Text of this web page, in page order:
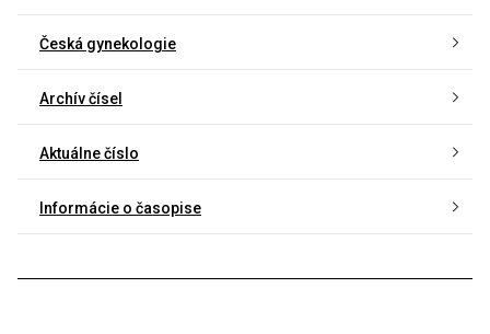
Česká gynekologie
Archív čísel
Aktuálne číslo
Informácie o časopise